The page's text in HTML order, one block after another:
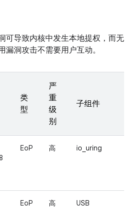
可导致内核中发生本地提权，而无
漏洞攻击不需要用户互动。
类
型
严
重
级
别
子组件
EoP 高 io_uring
EoP 高 USB